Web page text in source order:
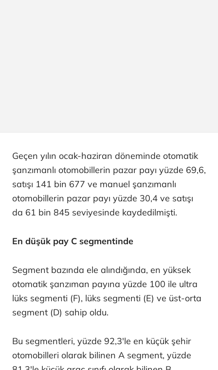
Geçen yılın ocak-haziran döneminde otomatik
şanzımanlı otomobillerin pazar payı yüzde 69,6,
satışı 141 bin 677 ve manuel şanzımanlı
otomobillerin pazar payı yüzde 30,4 ve satışı
da 61 bin 845 seviyesinde kaydedilmişti.
En düşük pay C segmentinde
Segment bazında ele alındığında, en yüksek
otomatik şanzıman payına yüzde 100 ile ultra
lüks segmenti (F), lüks segmenti (E) ve üst-orta
segment (D) sahip oldu.
Bu segmentleri, yüzde 92,3'le en küçük şehir
otomobilleri olarak bilinen A segment, yüzde